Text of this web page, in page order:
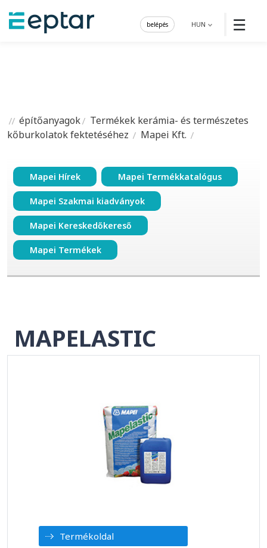
☰
HUN
belépés
építőanyagok
Termékek kerámia- és természetes
kőburkolatok fektetéséhez
Mapei Kft.
Mapei Hírek Mapei Termékkatalógus
Mapei Szakmai kiadványok
Mapei Kereskedőkereső
Mapei Termékek
MAPELASTIC
Termékoldal